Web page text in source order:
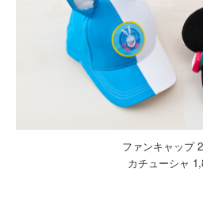
ファンキャップ
カチューシャ